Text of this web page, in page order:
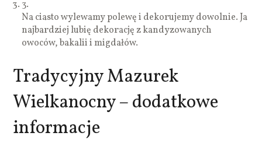
3.
Na ciasto wylewamy polewę i dekorujemy dowolnie. Ja
najbardziej lubię dekorację z kandyzowanych
owoców, bakalii i migdałów.
Tradycyjny Mazurek
Wielkanocny – dodatkowe
informacje